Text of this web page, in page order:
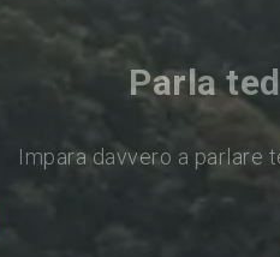
Parla
Impara davvero a parlare